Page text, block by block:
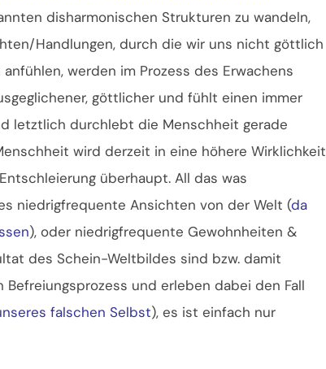
disharmonischen Strukturen zu wandeln,
Handlungen, durch die wir uns nicht göttlich
werden im Prozess des Erwachens
göttlicher und fühlt einen immer
letztlich durchlebt die Menschheit gerade
wird derzeit in eine höhere Wirklichkeit
überhaupt. All das was
niedrigfrequente Ansichten von der Welt (da
), oder niedrigfrequente Gewohnheiten &
des Schein-Weltbildes sind bzw. damit
und erleben dabei den Fall
falschen Selbst), es ist einfach nur